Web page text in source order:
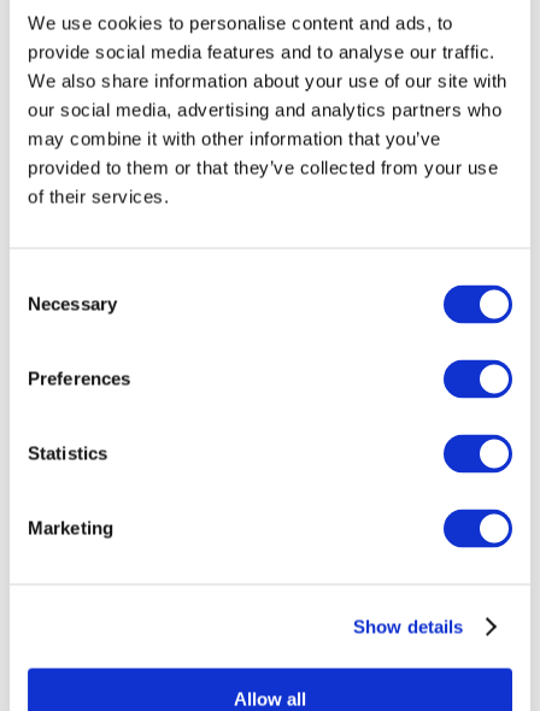
We use cookies to personalise content and ads, to
provide social media features and to analyse our traffic.
We also share information about your use of our site with
our social media, advertising and analytics partners who
may combine it with other information that you’ve
provided to them or that they’ve collected from your use
of their services.
Selection
Necessary
Preferences
Statistics
Marketing
Show details
Allow all
Творческий вечер
Наше спецпредложение